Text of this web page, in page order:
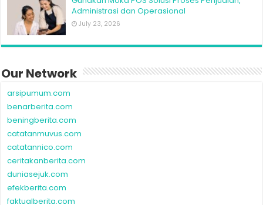
Administrasi dan Operasional
July 23, 2026
Our Network
arsipumum.com
benarberita.com
beningberita.com
catatanmuvus.com
catatannico.com
ceritakanberita.com
duniasejuk.com
efekberita.com
faktualberita.com